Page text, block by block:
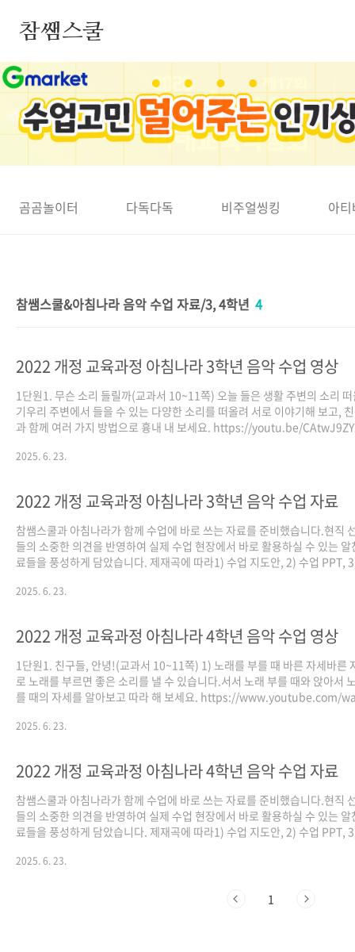
참쌤스쿨
◀
곰곰놀이터 다독다독 비주얼씽킹 아
참쌤스쿨&아침나라 음악 수업 자료/3, 4학년 4
2022 개정 교육과정 아침나라 3학년 음악 수업 영상
1단원1. 무슨 소리 들릴까(교과서 10~11쪽) 오늘 들은 생활 주변의 소리
기우리 주변에서 들을 수 있는 다양한 소리를 떠올려 서로 이야기해 보고,
과 함께 여러 가지 방법으로 흉내 내 보세요. https://youtu.be/
게 해야 할까요? 바른 자세로 연주해야 바른 소리가 날 수 있습니다.바른 자
장단의 기본박 연주하며 노래 부르기자진모리장단을 알고 있나요? 자진모
의 기본박을 익히고 장단과 함께 노래 불러 보세요. https://youtu.be/
51tkc 3. ..
2025. 6. 23.
2022 개정 교육과정 아침나라 3학년 음악 수업 자료
참쌤스쿨과 아침나라가 함께 수업에 바로 쓰는 자료를 준비했습니다.현직
들의 소중한 의견을 반영하여 실제 수업 현장에서 바로 활용하실 수 있는 알
료들을 풍성하게 담았습니다. 제재곡에 따라1) 수업 지도안, 2) 수업 PPT,
무슨 소리 들릴까1) 수업 지도안2) 수업 PPT 2. 어깨동무1) 수업 지도안2)
다운로드 링크https://drive.google.com/drive/folders/1r-
wVUSYBARu_p_Fs2BeKlERtxMk0wckG?usp=sharing 3학년 음악 -
Googl..
2025. 6. 23.
2022 개정 교육과정 아침나라 4학년 음악 수업 영상
1단원1. 친구들, 안녕!(교과서 10~11쪽) 1) 노래를 부를 때 바른 자세바른
로 노래를 부르면 좋은 소리를 낼 수 있습니다.서서 노래 부를 때와 앉아서
를 때의 자세를 알아보고 따라 해 보세요. https://www.youtube.com/
&index=1 2) 올바른 발성 방법서서 노래 부를 때와 앉아서 노래 부를 때의
https://www.youtube.com/watch?
v=Gs7ymmx88fU&list=PLakB3divd6gAzHuAKaJZ8UEUrFX8i2Wy-
&index=2 2. 종달새의 하루(교과서 1..
2025. 6. 23.
2022 개정 교육과정 아침나라 4학년 음악 수업 자료
참쌤스쿨과 아침나라가 함께 수업에 바로 쓰는 자료를 준비했습니다.현직
들의 소중한 의견을 반영하여 실제 수업 현장에서 바로 활용하실 수 있는 알
료들을 풍성하게 담았습니다. 제재곡에 따라1) 수업 지도안, 2) 수업 PPT,
친구들, 안녕!1) 수업 지도안2) 수업 PPT 2. 종달새의 하루1) 수업 지도안
수업 지도안2) 수업 PPT3) 수행 평가 수업 자료 다운로드 링크
2025. 6. 23.
1